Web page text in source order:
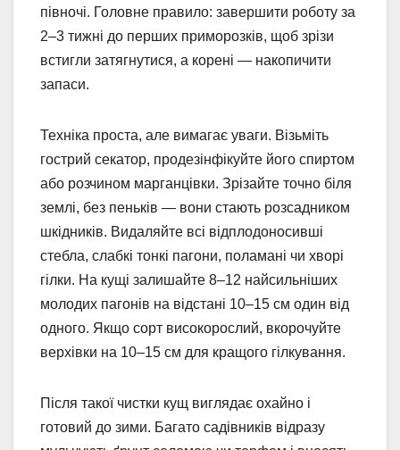
півночі. Головне правило: завершити роботу за
2–3 тижні до перших приморозків, щоб зрізи
встигли затягнутися, а корені — накопичити
запаси.
Техніка проста, але вимагає уваги. Візьміть
гострий секатор, продезінфікуйте його спиртом
або розчином марганцівки. Зрізайте точно біля
землі, без пеньків — вони стають розсадником
шкідників. Видаляйте всі відплодоносивші
стебла, слабкі тонкі пагони, поламані чи хворі
гілки. На кущі залишайте 8–12 найсильніших
молодих пагонів на відстані 10–15 см один від
одного. Якщо сорт високорослий, вкорочуйте
верхівки на 10–15 см для кращого гілкування.
Після такої чистки кущ виглядає охайно і
готовий до зими. Багато садівників відразу